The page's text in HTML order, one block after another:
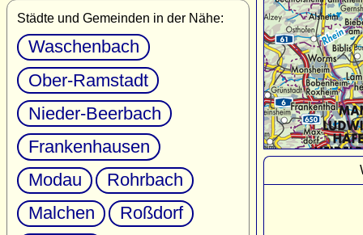
Städte und Gemeinden in der Nähe:
Waschenbach
Ober-Ramstadt
Nieder-Beerbach
Frankenhausen
Modau
Rohrbach
Malchen
Roßdorf